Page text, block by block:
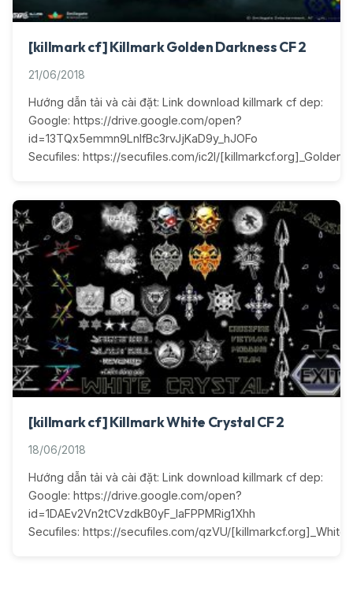
[killmark cf] Killmark Golden Darkness CF 2
21/06/2018
Hướng dẫn tải và cài đặt: Link download killmark cf dep:
Google: https://drive.google.com/open?
id=13TQx5emmn9LnIfBc3rvJjKaD9y_hJOFo
Secufiles: https://secufiles.com/ic2l/
[killmark cf] Killmark White Crystal CF 2
18/06/2018
Hướng dẫn tải và cài đặt: Link download killmark cf dep:
Google: https://drive.google.com/open?
id=1DAEv2Vn2tCVzdkB0yF_IaFPPMRig1Xhh
Secufiles: https://secufiles.com/qzVU/